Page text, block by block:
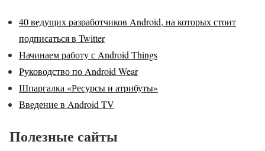
40 ведущих разработчиков Android, на которых стоит
подписаться в Twitter
Начинаем работу с Android Things
Руководство по Android Wear
Шпаргалка «Ресурсы и атрибуты»
Введение в Android TV
Полезные сайты